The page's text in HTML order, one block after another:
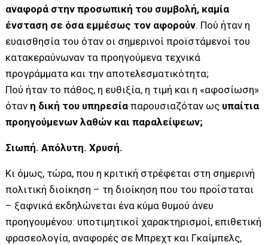
αναφορά στην προσωπική του συμβολή, καμία
ένσταση σε όσα εμμέσως τον αφορούν. Πού ήταν η
ευαισθησία του όταν οι σημερινοί προϊστάμενοί του
κατακεραύνωναν τα προηγούμενα τεχνικά
προγράμματα και την αποτελεσματικότητα;
Πού ήταν το πάθος, η ευθιξία, η τιμή και η «αφοσίωση»
όταν η δική του υπηρεσίαπαρουσιαζόταν ως υπαίτια
προηγούμενων λαθών και παραλείψεων;
Σιωπή. Απόλυτη. Χρυσή.
Κι όμως, τώρα, που η κριτική στρέφεται στη σημερινή
πολιτική διοίκηση – τη διοίκηση που του προΐσταται
– ξαφνικά εκδηλώνεται ένα κύμα θυμού άνευ
προηγουμένου: υποτιμητικοί χαρακτηρισμοί, επιθετική
φρασεολογία, αναφορές σε Μπρεχτ και Γκαίμπελς,